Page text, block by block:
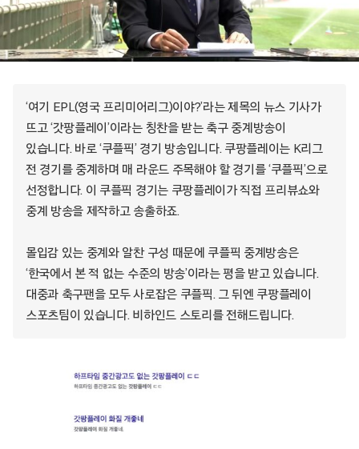
‘여기 EPL(영국 프리미어리그)이야?’라는 제목의 뉴스 기사가
뜨고 ‘갓팡플레이’이라는 칭찬을 받는 축구 중계방송이
있습니다. 바로 ‘쿠플픽’ 경기 방송입니다. 쿠팡플레이는 K리그
전 경기를 중계하며 매 라운드 주목해야 할 경기를 ‘쿠플픽’으로
선정합니다. 이 쿠플픽 경기는 쿠팡플레이가 직접 프리뷰쇼와
중계 방송을 제작하고 송출하죠.
몰입감 있는 중계와 알찬 구성 때문에 쿠플픽 중계방송은
‘한국에서 본 적 없는 수준의 방송’이라는 평을 받고 있습니다.
대중과 축구팬을 모두 사로잡은 쿠플픽. 그 뒤엔 쿠팡플레이
스포츠팀이 있습니다. 비하인드 스토리를 전해드립니다.